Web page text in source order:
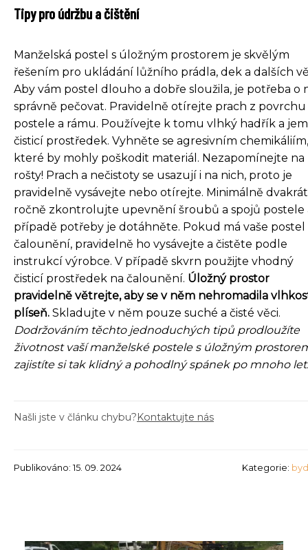
Tipy pro údržbu a čištění
Manželská postel s úložným prostorem je skvělým
řešením pro ukládání lůžního prádla, dek a dalších
Aby vám postel dlouho a dobře sloužila, je potřeba o
správně pečovat. Pravidelně otírejte prach z povrchu
postele a rámu. Používejte k tomu vlhký hadřík a
čisticí prostředek. Vyhněte se agresivním chemikáliím,
které by mohly poškodit materiál. Nezapomínejte na
rošty! Prach a nečistoty se usazují i na nich, proto je
pravidelně vysávejte nebo otírejte. Minimálně dvakrát
ročně zkontrolujte upevnění šroubů a spojů postele
případě potřeby je dotáhněte. Pokud má vaše postel
čalounění, pravidelně ho vysávejte a čistěte podle
instrukcí výrobce. V případě skvrn použijte vhodný
čisticí prostředek na čalounění. Úložný prostor
pravidelně větrejte, aby se v něm nehromadila
plíseň. Skladujte v něm pouze suché a čisté věci.
Dodržováním těchto jednoduchých tipů prodloužíte
životnost vaší manželské postele s úložným
zajistíte si tak klidný a pohodlný spánek po mnoho let.
Našli jste v článku chybu?Kontaktujte nás
Publikováno: 15. 09. 2024 Kategorie: